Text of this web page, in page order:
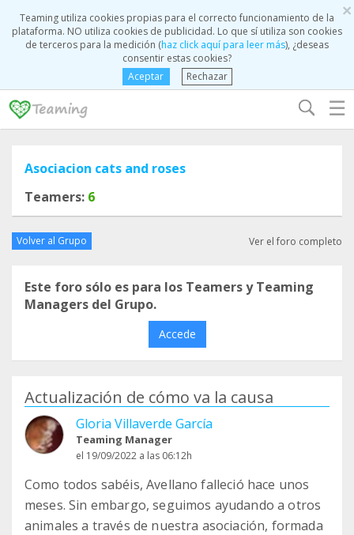
×
Teaming utiliza cookies propias para el correcto funcionamiento de la
plataforma. NO utiliza cookies de publicidad. Lo que sí utiliza son cookies
de terceros para la medición (haz click aquí para leer más), ¿deseas
consentir estas cookies?
Aceptar
Rechazar
☰
Asociacion cats and roses
Teamers: 6
Volver al Grupo Ver el foro completo
Este foro sólo es para los Teamers y Teaming
Managers del Grupo.
Accede
Actualización de cómo va la causa
Gloria Villaverde García
Teaming Manager
el 19/09/2022 a las 06:12h
Como todos sabéis, Avellano falleció hace unos
meses. Sin embargo, seguimos ayudando a otros
animales a través de nuestra asociación, formada